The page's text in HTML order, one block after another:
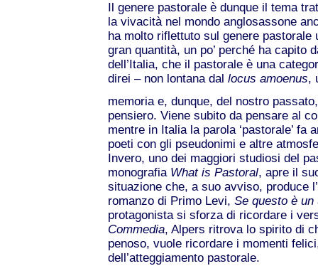
Il genere pastorale è dunque il tema
la vivacità nel mondo anglosassone
ha molto riflettuto sul genere pastorale
gran quantità, un po’ perché ha capito
dell’Italia, che il pastorale è una
direi – non lontana dal locus amoenus,
memoria e, dunque, del nostro
pensiero. Viene subito da pensare al
mentre in Italia la parola ‘pastorale’ fa
poeti con gli pseudonimi e altre
Invero, uno dei maggiori studiosi del
monografia What is Pastoral, apre il
situazione che, a suo avviso, produce
romanzo di Primo Levi, Se questo è un
protagonista si sforza di ricordare i
Commedia, Alpers ritrova lo spirito di
penoso, vuole ricordare i momenti
dell’atteggiamento pastorale.